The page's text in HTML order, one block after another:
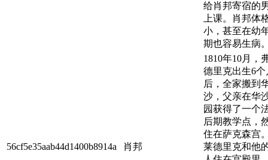
给肖邦寄宿的
上课。肖邦体
小，甚至在幼
期也容易生病
56cf5e35aab44d1400b8914a 肖邦
1810年10月，
德里克出生6个
后，全家搬到
沙，父亲在华
园获得了一个
后期教学点，
住在萨克森宫
莱德里克和他